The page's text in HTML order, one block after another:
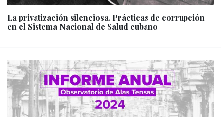
La privatización silenciosa. Prácticas de corrupción
en el Sistema Nacional de Salud cubano